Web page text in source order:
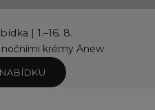
| 1.–16. 8.
krémy Anew